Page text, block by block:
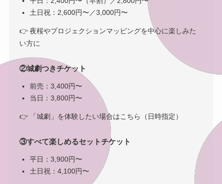
土日祝：2,600円〜／3,000円〜
👉 夜桜やプロジェクションマッピングを中心に楽しみた
い方に
②城劇つきチケット
前売：3,400円〜
当日：3,800円〜
👉 「城劇」を体験したい場合はこちら（日時指定）
③すべて楽しめるセットチケット
平日：3,900円〜
土日祝：4,100円〜